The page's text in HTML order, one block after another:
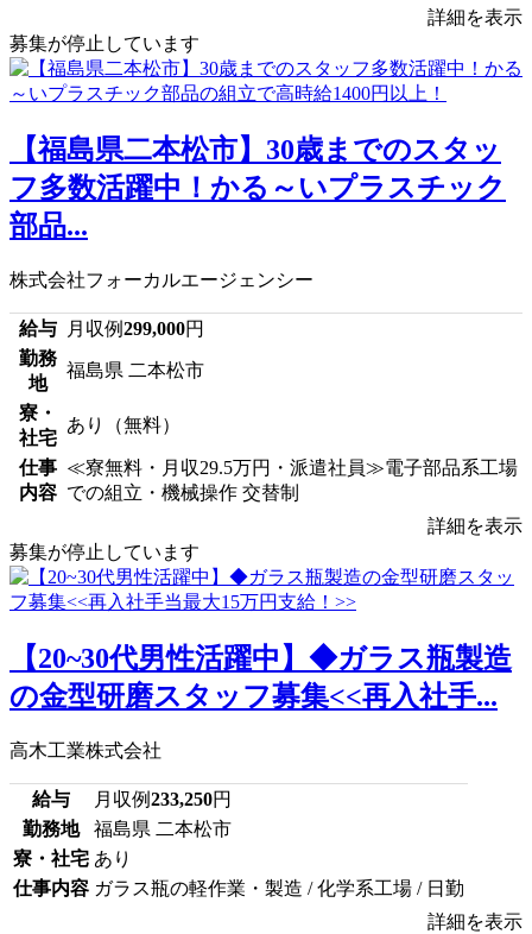
詳細を表示
募集が停止しています
【福島県二本松市】30歳までのスタッ
フ多数活躍中！かる～いプラスチック
部品...
株式会社フォーカルエージェンシー
給与 月収例299,000円
勤務
地
福島県 二本松市
寮・
社宅
あり（無料）
仕事
内容
≪寮無料・月収29.5万円・派遣社員≫電子部品系工場
での組立・機械操作 交替制
詳細を表示
募集が停止しています
【20~30代男性活躍中】◆ガラス瓶製造
の金型研磨スタッフ募集<<再入社手...
高木工業株式会社
給与 月収例233,250円
勤務地
福島県 二本松市
寮・社宅 あり
仕事内容 ガラス瓶の軽作業・製造 / 化学系工場 / 日勤
詳細を表示